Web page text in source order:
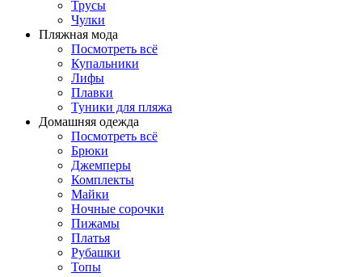
Трусы
Чулки
Пляжная мода
Посмотреть всё
Купальники
Лифы
Плавки
Туники для пляжа
Домашняя одежда
Посмотреть всё
Брюки
Джемперы
Комплекты
Майки
Ночные сорочки
Пижамы
Платья
Рубашки
Топы